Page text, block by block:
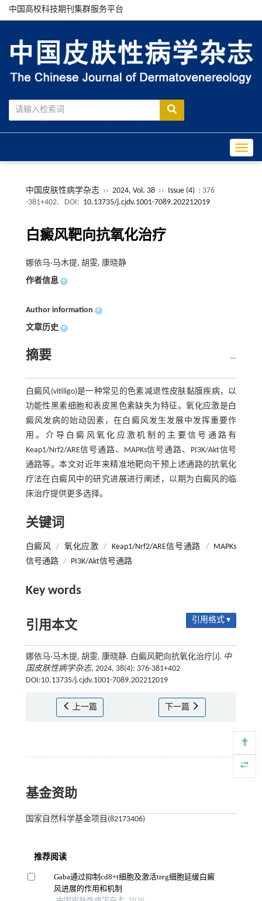
中国高校科技期刊集群服务平台
中国皮肤性病学杂志 ›› 2024, Vol. 38 ›› Issue (4) : 376
-381+402.
DOI: 10.13735/j.cjdv.1001-7089.202212019
白癜风靶向抗氧化治疗
娜依马·马木提, 胡雯, 康晓静
作者信息 +
Author information +
文章历史 +
摘要
白癜风(vitiligo)是一种常见的色素减退性皮肤黏膜疾病，以
功能性黑素细胞和表皮黑色素缺失为特征。氧化应激是白
癜风发病的始动因素，在白癜风发生发展中发挥重要作
用。介导白癜风氧化应激机制的主要信号通路有
Keap1/Nrf2/ARE信号通路、MAPKs信号通路、PI3K/Akt信号
通路等。本文对近年来精准地靶向干预上述通路的抗氧化
疗法在白癜风中的研究进展进行阐述，以期为白癜风的临
床治疗提供更多选择。
关键词
白癜风 / 氧化应激 / Keap1/Nrf2/ARE信号通路 /
MAPKs
信号通路 / PI3K/Akt信号通路
Key words
引用本文 引用格式 ▾
娜依马·马木提, 胡雯, 康晓静. 白癜风靶向抗氧化治疗[J]. 中
国皮肤性病学杂志, 2024, 38(4): 376-381+402
DOI:10.13735/j.cjdv.1001-7089.202212019
上一篇 下一篇
基金资助
国家自然科学基金项目(82173406)